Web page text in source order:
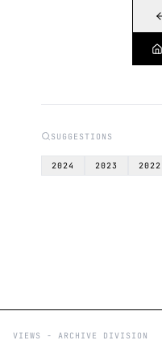
SUGGESTIONS
2024 2023 2022
VIEWS - ARCHIVE DIVISION